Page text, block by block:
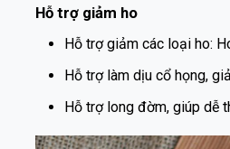
Hỗ trợ giảm ho
Hỗ trợ giảm các loại
Hỗ trợ làm dịu cổ
Hỗ trợ long đờm, giúp dễ